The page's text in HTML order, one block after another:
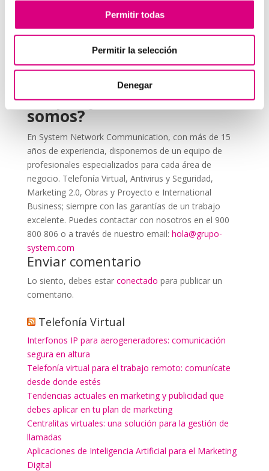
Permitir todas
Permitir la selección
Denegar
Revisa periódicamente las configuraciones, ya
que los métodos de autenticación pueden actualizarse
con el tiempo.
Grupo-System, ¿Quiénes
somos?
En System Network Communication, con más de 15
años de experiencia, disponemos de un equipo de
profesionales especializados para cada área de
negocio. Telefonía Virtual, Antivirus y Seguridad,
Marketing 2.0, Obras y Proyecto e International
Business; siempre con las garantías de un trabajo
excelente. Puedes contactar con nosotros en el 900
800 806 o a través de nuestro email: hola@grupo-
system.com
Enviar comentario
Lo siento, debes estar conectado para publicar un
comentario.
Telefonía Virtual
Interfonos IP para aerogeneradores: comunicación
segura en altura
Telefonía virtual para el trabajo remoto: comunícate
desde donde estés
Tendencias actuales en marketing y publicidad que
debes aplicar en tu plan de marketing
Centralitas virtuales: una solución para la gestión de
llamadas
Aplicaciones de Inteligencia Artificial para el Marketing
Digital